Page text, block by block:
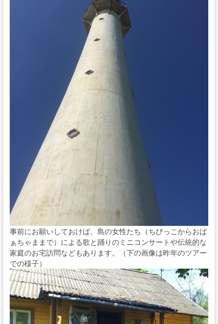
事前にお願いしておけば、島の女性たち（ちびっこからおば
ぁちゃままで）による歌と踊りのミニコンサートや伝統的な
家庭のお宅訪問などもあります。（下の画像は昨年のツアー
での様子）